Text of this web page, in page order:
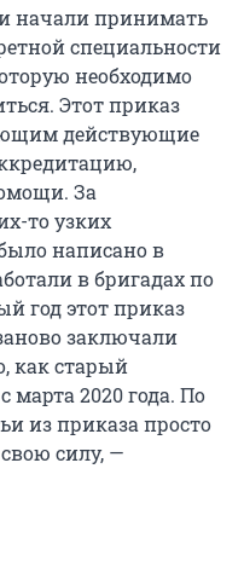
начали принимать
специальности
необходимо
Этот приказ
действующие
За
то узких
написано в
в бригадах по
год этот приказ
заключали
как старый
марта 2020 года. По
из приказа просто
силу, —